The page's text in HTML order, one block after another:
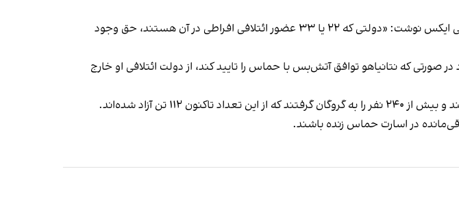
یائیر لاپید، رهبر اپوزیسیون اسرائیل با انتقاد از اظهارات استروک، به طعنه در شبکه اجتماعی ایکس نوشت: «دولتی که ۲۲ یا ۳۳ عضور ائتلافی افراطی در آن هستند، حق وجود
در صورتی که نتانیاهو توافق آتش‌بس با حماس را تایید کند، از دولت ائتلافی او خارج
در اسارت حماس زنده باشند.